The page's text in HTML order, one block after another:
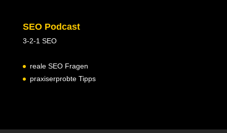
SEO Podcast
3-2-1 SEO
reale SEO Fragen
praxiserprobte Tipps